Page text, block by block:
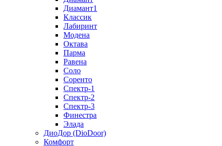
Диамант1
Классик
Лабиринт
Модена
Октава
Парма
Равена
Соло
Соренто
Спектр-1
Спектр-2
Спектр-3
Финестра
Элада
ДиоДор (DioDoor)
Комфорт